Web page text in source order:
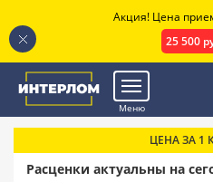
Меню
ЦЕНА ЗА 1
Расценки актуальны на
Акция! Цена
25 500